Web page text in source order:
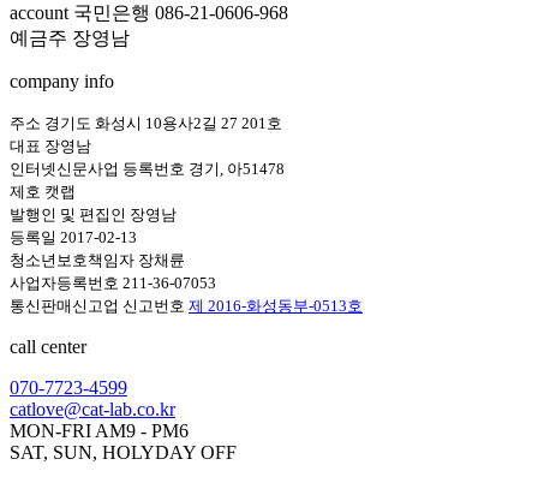
account 국민은행 086-21-0606-968
예금주 장영남
company info
주소 경기도 화성시 10용사2길 27 201호
대표 장영남
인터넷신문사업 등록번호 경기, 아51478
제호 캣랩
발행인 및 편집인 장영남
등록일 2017-02-13
청소년보호책임자 장채륜
사업자등록번호 211-36-07053
통신판매신고업 신고번호 제 2016-화성동부-0513호
call center
070-7723-4599
catlove@cat-lab.co.kr
MON-FRI AM9 - PM6
SAT, SUN, HOLYDAY OFF